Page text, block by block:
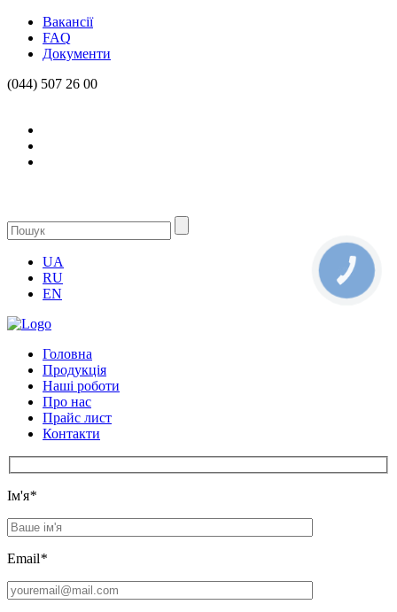
Вакансії
FAQ
Документи
(044) 507 26 00
UA
RU
EN
Головна
Продукцiя
Нашi роботи
Про нас
Прайс лист
Контакти
Iм'я*
Email*
КНОПКА
СВЯЗИ